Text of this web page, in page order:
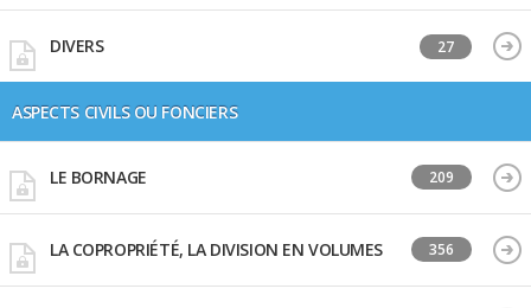
DIVERS 27
ASPECTS CIVILS OU FONCIERS
LE BORNAGE 209
LA COPROPRIÉTÉ, LA DIVISION EN VOLUMES 356